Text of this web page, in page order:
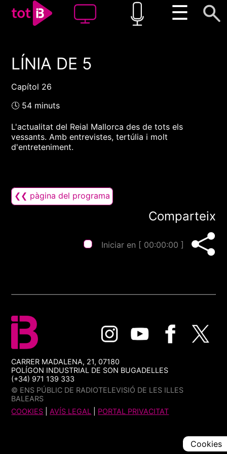
☰
00:00 00:00
LÍNIA DE 5
Capítol 26
🕓 54 minuts
L'actualitat del Reial Mallorca des de tots els
vessants. Amb entrevistes, tertúlia i molt
d'entreteniment.
❮❮ pàgina del programa
Comparteix
Iniciar en [ 00:00:00 ]
CARRER MADALENA, 21, 07180
POLÍGON INDUSTRIAL DE SON BUGADELLES
(+34) 971 139 333
© ENS PÚBLIC DE RADIOTELEVISIÓ DE LES ILLES
BALEARS
COOKIES |AVÍS LEGAL PORTAL PRIVACITAT
Cookies